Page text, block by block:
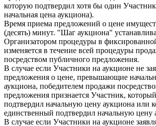
которую подтвердил хотя бы один
начальная цена аукциона).
Время приема предложений о цене
(десять) минут. "Шаг аукциона"
Организатором процедуры в
изменяется в течение всей процедуры
посредством публичного предложения.
В случае если Участники на аукционе не
предложения о цене, превышающие
аукциона, победителем продажи
предложения признается Участник,
подтвердил начальную цену аукциона или
единственный подтвердил начальную цену
В случае если Участники на аукционе